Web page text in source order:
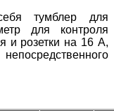
тумблер для
для контроля
и розетки на 16 А,